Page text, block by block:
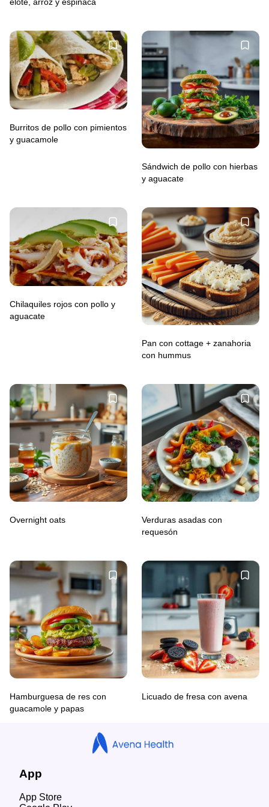
elote, arroz y espinaca
Burritos de pollo con pimientos
y guacamole
Sándwich de pollo con hierbas
y aguacate
Chilaquiles rojos con pollo y
aguacate
Pan con cottage + zanahoria
con hummus
Overnight oats
Verduras asadas con
requesón
Hamburguesa de res con
guacamole y papas
Licuado de fresa con avena
App
App Store